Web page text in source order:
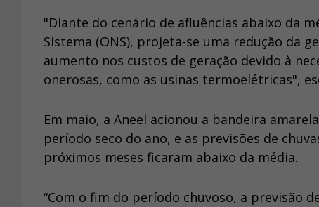
"Diante do cenário de afluências abaixo da
Sistema (ONS), projeta-se uma redução da
aumento nos custos de geração devido à
onerosas, como as usinas termoelétricas",
Em maio, a Aneel acionou a bandeira
período seco do ano, e as previsões de
próximos meses ficaram abaixo da média.
“Com o fim do período chuvoso, a previsão